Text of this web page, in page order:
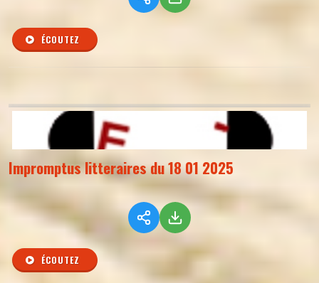
ÉCOUTEZ
Impromptus litteraires du 18 01 2025
ÉCOUTEZ